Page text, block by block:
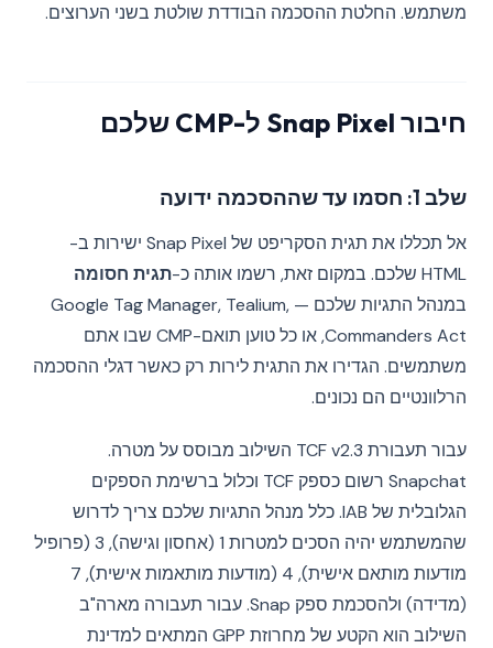
משתמש. החלטת ההסכמה הבודדת שולטת בשני הערוצים.
חיבור Snap Pixel ל-CMP שלכם
שלב 1: חסמו עד שההסכמה ידועה
אל תכללו את תגית הסקריפט של Snap Pixel ישירות ב-
HTML שלכם. במקום זאת, רשמו אותה כ-
תגית חסומה
במנהל התגיות שלכם — Google Tag Manager, Tealium,
Commanders Act, או כל טוען תואם-CMP שבו אתם
משתמשים. הגדירו את התגית לירות רק כאשר דגלי ההסכמה
הרלוונטיים הם נכונים.
עבור תעבורת TCF v2.3 השילוב מבוסס על מטרה.
Snapchat רשום כספק TCF וכלול ברשימת הספקים
הגלובלית של IAB. כלל מנהל התגיות שלכם צריך לדרוש
שהמשתמש יהיה הסכים למטרות 1 (אחסון וגישה), 3 (פרופיל
מודעות מותאם אישית), 4 (מודעות מותאמות אישית), 7
(מדידה) ולהסכמת ספק Snap. עבור תעבורה מארה"ב
השילוב הוא הקטע של מחרוזת GPP המתאים למדינת